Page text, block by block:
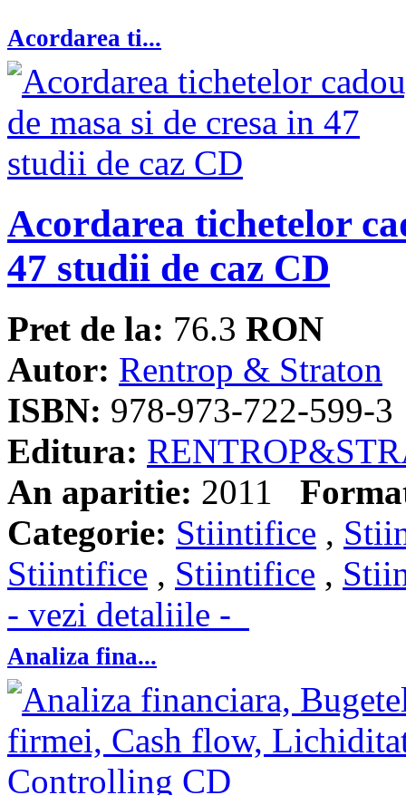
Acordarea ti...
Acordarea tichetelor
47 studii de caz CD
Pret de la: 76.3 RON
Autor: Rentrop & Straton
ISBN: 978-973-722-599-3
Editura:
An aparitie: 2011
Categorie: Stiintifice ,
Stiintifice , Stiintifice ,
- vezi detaliile -
Analiza fina...